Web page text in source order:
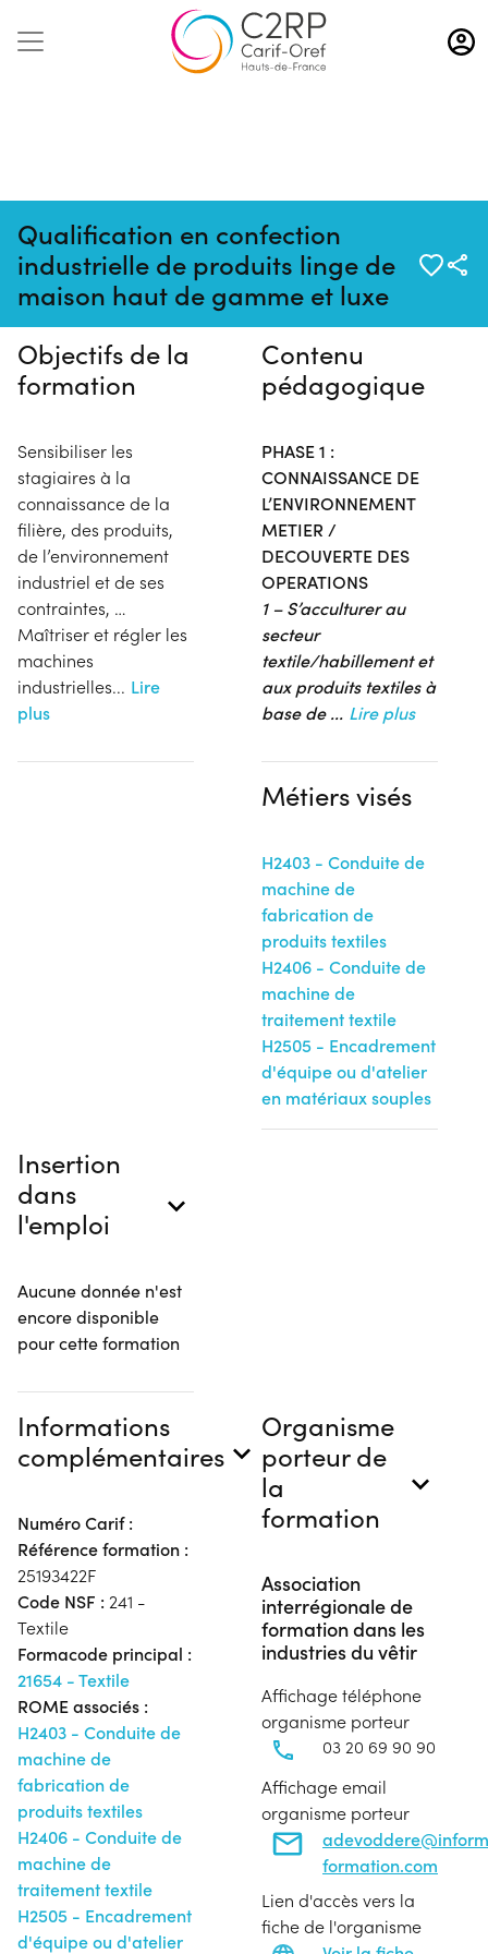
Aller
au
contenu
Qualification en confection
industrielle de produits linge de
maison haut de gamme et luxe
Pas de session programmée en
ce moment
Objectifs de la
formation
Sensibiliser les
stagiaires à la
connaissance de la
filière, des produits,
de l’environnement
industriel et de ses
contraintes, …
Maîtriser et régler les
machines
industrielles... Lire
plus
Contenu
pédagogique
PHASE 1 :
CONNAISSANCE DE
L’ENVIRONNEMENT
METIER /
DECOUVERTE DES
OPERATIONS
1 – S’acculturer au
secteur
textile/habillement et
aux produits textiles à
base de... Lire plus
Métiers visés
H2403 - Conduite de
machine de
fabrication de
produits textiles
H2406 - Conduite de
machine de
traitement textile
H2505 - Encadrement
d'équipe ou d'atelier
en matériaux souples
Insertion
dans
l'emploi
Aucune donnée n'est
encore disponible
pour cette formation
Informations
complémentaires
Numéro Carif :
Référence formation :
25193422F
Code NSF : 241 -
Textile
Formacode principal :
21654 - Textile
ROME associés :
H2403 - Conduite de
machine de
fabrication de
produits textiles
H2406 - Conduite de
machine de
traitement textile
H2505 - Encadrement
d'équipe ou d'atelier
Organisme
porteur de
la
formation
Association
interrégionale de
formation dans les
industries du vêtir
Affichage téléphone
organisme porteur
03 20 69 90 90
Affichage email
organisme porteur
formation.com
Lien d'accès vers la
fiche de l'organisme